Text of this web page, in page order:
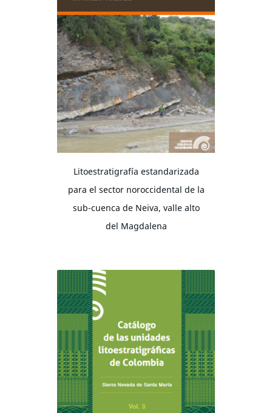
Litoestratigrafía estandarizada
para el sector noroccidental de la
sub-cuenca de Neiva, valle alto
del Magdalena